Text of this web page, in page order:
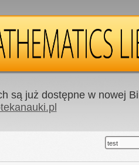
są już dostępne w nowej
test